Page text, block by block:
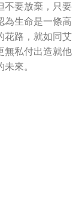
不要放棄，只要
為生命是一條高
花路，就如同艾
無私付出造就他
來。